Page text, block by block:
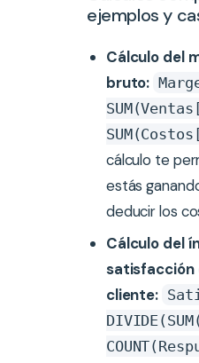
ejemplos y
Cálculo del
bruto:
cálculo te
estás
deducir los
Cálculo del
satisfacción
cliente: